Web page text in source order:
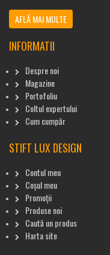
AFLĂ MAI MULTE
INFORMATII
Despre noi
Magazine
Portofoliu
Coltul expertului
Cum cumpăr
STIFT LUX DESIGN
Contul meu
Coșul meu
Promoții
Produse noi
Caută un produs
Harta site